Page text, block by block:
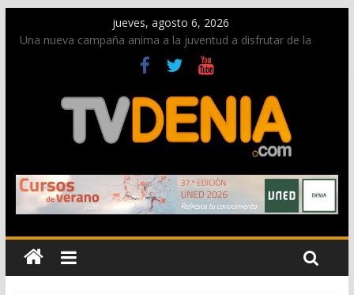
jueves, agosto 6, 2026
Una nueva campaña anima a la juventud a disfrutar de la
Paco Adsuar dona al Arxiu de Dénia más de 50.000 imágenes
de la memoria visual de la ciudad
La Entraeta Festera llena de ambiente la calle Marqués de
Campo con la recepción a la Capitanía Cristiana
El XII Festival de Jazz de Dénia reunirá durante agosto a
figuras nacionales e internacionales en los Jardins de
Torrecremada
Los Moros y Cristianos 2026 reciben las llaves de la ciudad y
dan inicio a las fiestas en Dénia